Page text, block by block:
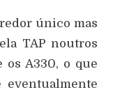
único mas
TAP noutros
os A330, o que
eventualmente